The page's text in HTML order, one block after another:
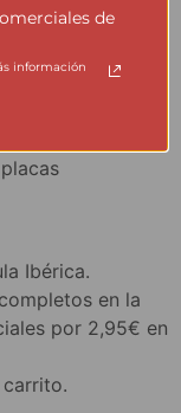
se utiliza ni una
de los
Ibérica.
en la
por 2,95€ en
de
información